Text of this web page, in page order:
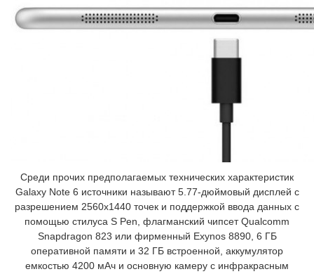
Среди прочих предполагаемых технических характеристик
Galaxy Note 6 источники называют 5.77-дюймовый дисплей с
разрешением 2560х1440 точек и поддержкой ввода данных с
помощью стилуса S Pen, флагманский чипсет Qualcomm
Snapdragon 823 или фирменный Exynos 8890, 6 ГБ
оперативной памяти и 32 ГБ встроенной, аккумулятор
емкостью 4200 мАч и основную камеру с инфракрасным